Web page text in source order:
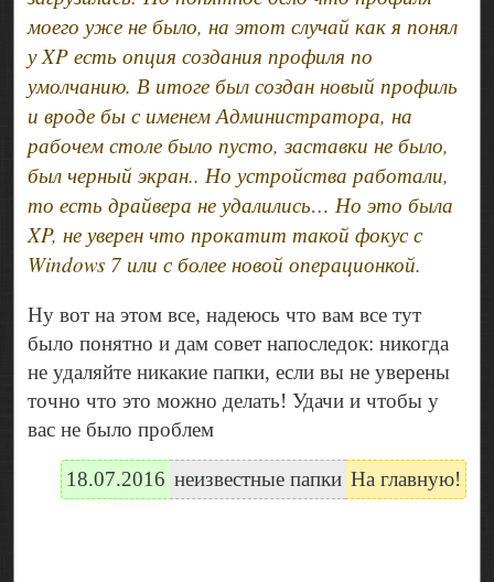
моего уже не было, на этот случай как я понял
у XP есть опция создания профиля по
умолчанию. В итоге был создан новый профиль
и вроде бы с именем Администратора, на
рабочем столе было пусто, заставки не было,
был черный экран.. Но устройства работали,
то есть драйвера не удалились… Но это была
XP, не уверен что прокатит такой фокус с
Windows 7 или с более новой операционкой.
Ну вот на этом все, надеюсь что вам все тут
было понятно и дам совет напоследок: никогда
не удаляйте никакие папки, если вы не уверены
точно что это можно делать! Удачи и чтобы у
вас не было проблем
На главную!
неизвестные папки
18.07.2016